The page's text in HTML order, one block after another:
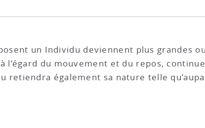
un Individu deviennent plus grandes
du mouvement et du repos,
retiendra également sa nature telle